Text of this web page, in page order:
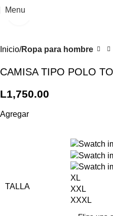
Menu
Inicio Ropa para hombre
CAMISA TIPO POLO
L1,750.00
Agregar
TALLA
XL
XXL
XXXL